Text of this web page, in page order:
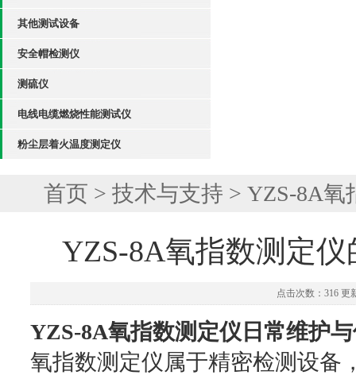
其他测试设备
安全帽检测仪
测硫仪
电线电缆燃烧性能测试仪
粉尘层着火温度测定仪
首页 > 技术与支持 > YZS-8A氧
YZS-8A氧指数测定
点击次数：316 更
YZS-8A氧指数测定仪日常维护
氧指数测定仪属于精密检测设备